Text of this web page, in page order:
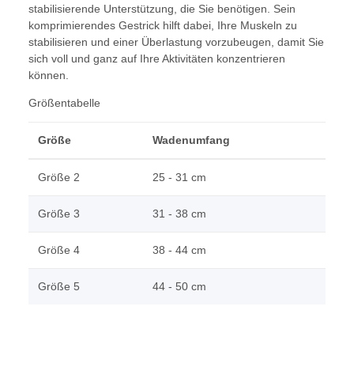
stabilisierende Unterstützung, die Sie benötigen. Sein
komprimierendes Gestrick hilft dabei, Ihre Muskeln zu
stabilisieren und einer Überlastung vorzubeugen, damit Sie
sich voll und ganz auf Ihre Aktivitäten konzentrieren
können.
Größentabelle
Größe Wadenumfang
Größe 2 25 - 31 cm
Größe 3 31 - 38 cm
Größe 4 38 - 44 cm
Größe 5 44 - 50 cm